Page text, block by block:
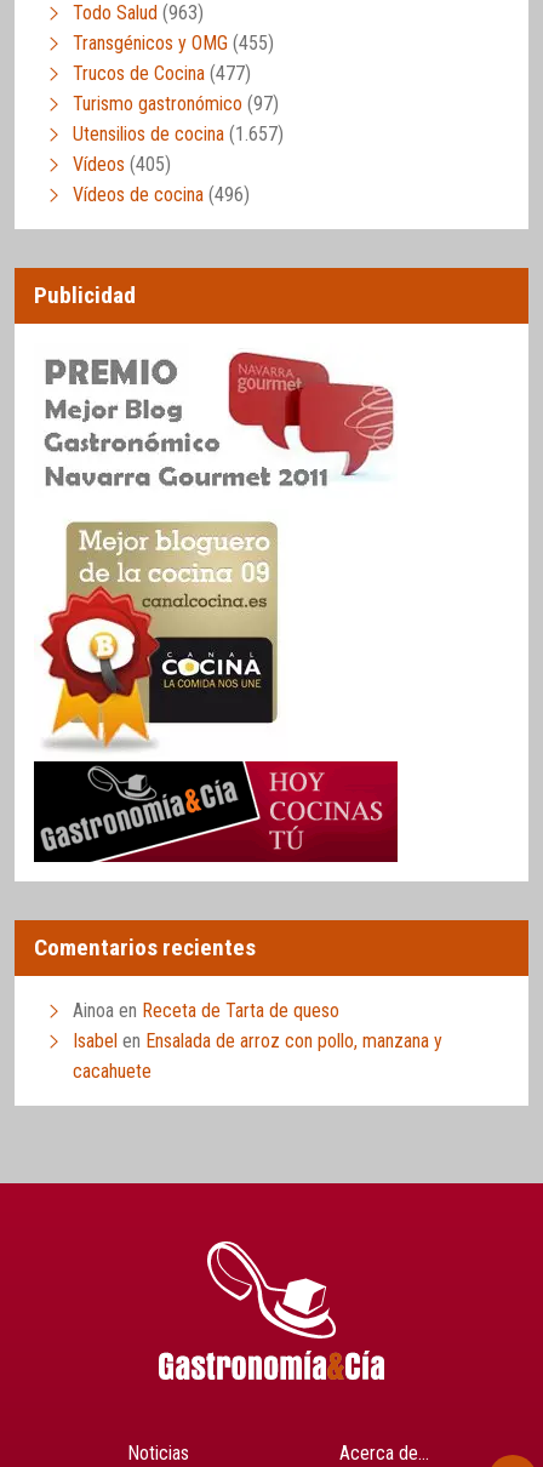
Todo Salud (963)
Transgénicos y OMG (455)
Trucos de Cocina (477)
Turismo gastronómico (97)
Utensilios de cocina (1.657)
Vídeos (405)
Vídeos de cocina (496)
Publicidad
Comentarios recientes
Ainoa en Receta de Tarta de queso
Isabel en Ensalada de arroz con pollo, manzana y
cacahuete
Noticias Acerca de…